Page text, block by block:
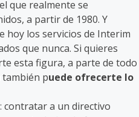
que realmente se
a partir de 1980. Y
hoy los servicios de Interim
que nunca. Si quieres
esta figura, a parte de todo
también puede ofrecerte lo
: contratar a un directivo